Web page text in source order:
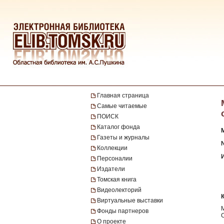
Главная страница
Самые читаемые
ПОИСК
Каталог фонда
Газеты и журналы
Коллекции
Персоналии
Издатели
Томская книга
Видеолекторий
Виртуальные выставки
Фонды партнеров
О проекте